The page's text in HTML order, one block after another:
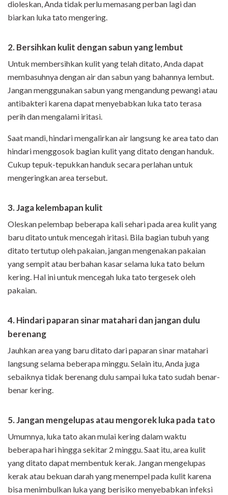
dioleskan, Anda tidak perlu memasang perban lagi dan
biarkan luka tato mengering.
2. Bersihkan kulit dengan sabun yang lembut
Untuk membersihkan kulit yang telah ditato, Anda dapat
membasuhnya dengan air dan sabun yang bahannya lembut.
Jangan menggunakan sabun yang mengandung pewangi atau
antibakteri karena dapat menyebabkan luka tato terasa
perih dan mengalami iritasi.
Saat mandi, hindari mengalirkan air langsung ke area tato dan
hindari menggosok bagian kulit yang ditato dengan handuk.
Cukup tepuk-tepukkan handuk secara perlahan untuk
mengeringkan area tersebut.
3. Jaga kelembapan kulit
Oleskan pelembap beberapa kali sehari pada area kulit yang
baru ditato untuk mencegah iritasi. Bila bagian tubuh yang
ditato tertutup oleh pakaian, jangan mengenakan pakaian
yang sempit atau berbahan kasar selama luka tato belum
kering. Hal ini untuk mencegah luka tato tergesek oleh
pakaian.
4. Hindari paparan sinar matahari dan jangan dulu
berenang
Jauhkan area yang baru ditato dari paparan sinar matahari
langsung selama beberapa minggu. Selain itu, Anda juga
sebaiknya tidak berenang dulu sampai luka tato sudah benar-
benar kering.
5. Jangan mengelupas atau mengorek luka pada tato
Umumnya, luka tato akan mulai kering dalam waktu
beberapa hari hingga sekitar 2 minggu. Saat itu, area kulit
yang ditato dapat membentuk kerak. Jangan mengelupas
kerak atau bekuan darah yang menempel pada kulit karena
bisa menimbulkan luka yang berisiko menyebabkan infeksi